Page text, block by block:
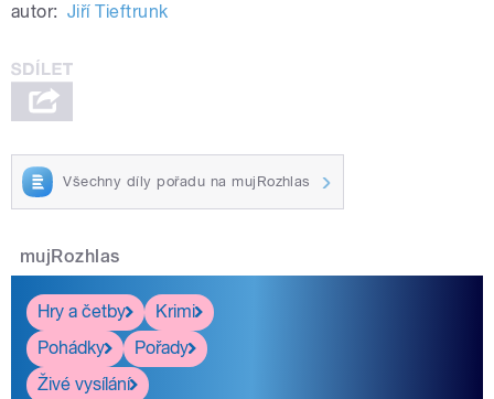
autor: Jiří Tieftrunk
Všechny díly pořadu na mujRozhlas
mujRozhlas
Hry a četby
Krimi
Pohádky
Pořady
Živé vysílání